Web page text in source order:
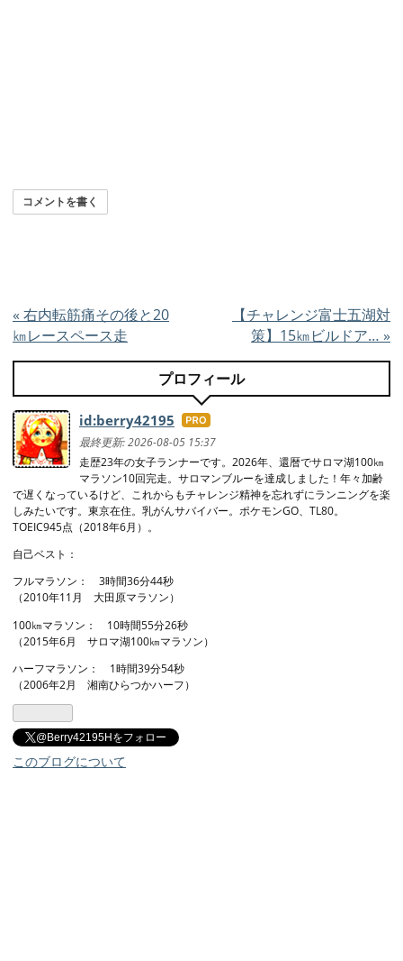
コメントを書く
« 右内転筋痛その後と20
㎞レースペース走
【チャレンジ富士五湖対
策】15㎞ビルドア… »
プロフィール
id:berry42195 はて
なブ
ログ
Pro
最終更新:2026-08-05 15:37
走歴23年の女子ランナーです。2026年、還暦でサロマ湖100㎞
マラソン10回完走。サロマンブルーを達成しました！年々加齢
で遅くなっているけど、これからもチャレンジ精神を忘れずにランニングを楽
しみたいです。東京在住。乳がんサバイバー。ポケモンGO、TL80。
TOEIC945点（2018年6月）。
自己ベスト：
フルマラソン： 3時間36分44秒
（2010年11月 大田原マラソン）
100㎞マラソン： 10時間55分26秒
（2015年6月 サロマ湖100㎞マラソン）
ハーフマラソン： 1時間39分54秒
（2006年2月 湘南ひらつかハーフ）
@Berry42195Hをフォロー
このブログについて